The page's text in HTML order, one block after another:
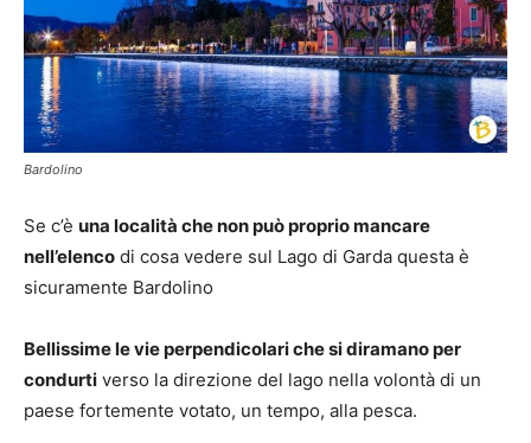
Bardolino
Se c’è una località che non può proprio mancare
nell’elenco di cosa vedere sul Lago di Garda questa è
sicuramente Bardolino
Bellissime le vie perpendicolari che si diramano per
condurti verso la direzione del lago nella volontà di un
paese fortemente votato, un tempo, alla pesca.